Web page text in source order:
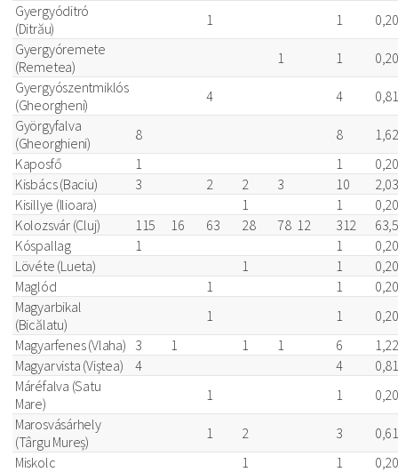
Gyergyóditró
(Ditrău)
1 1
Gyergyóremete
(Remetea)
1 1
Gyergyószentmiklós
(Gheorgheni)
4 4
Györgyfalva
(Gheorghieni)
8 8
Kaposfő
1 1
Kisbács (Baciu)
3 2 2 3 10
Kisillye (Ilioara)
1 1
Kolozsvár (Cluj)
115 16 63 28 78 12 312
Kóspallag
1 1
Lövéte (Lueta)
1 1
Maglód
1 1
Magyarbikal
(Bicălatu)
1 1
Magyarfenes (Vlaha) 3 1 1 1 6
Magyarvista (Viștea)
4 4
Máréfalva (Satu
Mare)
1 1
Marosvásárhely
(Târgu Mureș)
1 2 3
Miskolc
1 1